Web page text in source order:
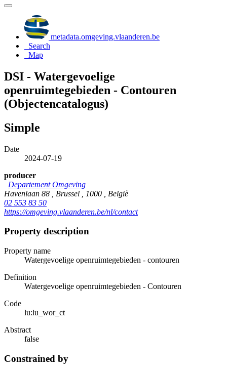
metadata.omgeving.vlaanderen.be
Search
Map
DSI - Watergevoelige
openruimtegebieden - Contouren
(Objectencatalogus)
Simple
Date
2024-07-19
producer
Departement Omgeving
Havenlaan 88 , Brussel , 1000 , België
02 553 83 50
https://omgeving.vlaanderen.be/nl/contact
Property description
Property name
Watergevoelige openruimtegebieden - contouren
Definition
Watergevoelige openruimtegebieden - Contouren
Code
lu:lu_wor_ct
Abstract
false
Constrained by